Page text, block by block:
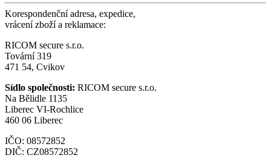
Korespondenční adresa, expedice,
vrácení zboží a reklamace:
RICOM secure s.r.o.
Tovární 319
471 54, Cvikov
Sídlo společnosti: RICOM secure s.r.o.
Na Bělidle 1135
Liberec VI-Rochlice
460 06 Liberec
IČO: 08572852
DIČ: CZ08572852